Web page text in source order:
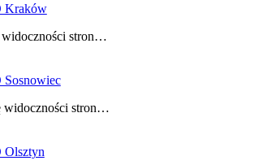
Kraków
widoczności stron…
Sosnowiec
widoczności stron…
Olsztyn